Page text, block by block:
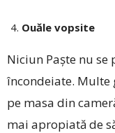
Ouăle vopsite
Niciun Paște nu se
încondeiate. Multe
pe masa din
mai apropiată de